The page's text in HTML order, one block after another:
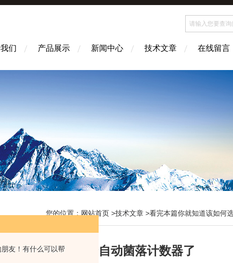
友！有什么可以帮
们 产品展示 新闻中心 技术文章 在线留言
您的位置： 网站首页 >技术文章 >看完本篇你就知道该如何
知道该如何选择自动菌落计数器了